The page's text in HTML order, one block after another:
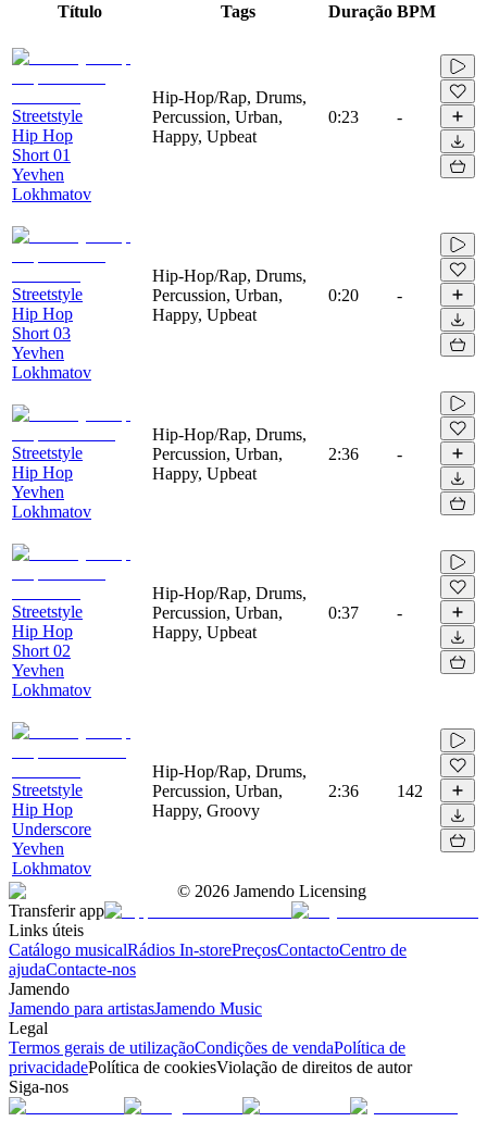
Título Tags Duração BPM
Streetstyle
Hip Hop
Short 01
Yevhen
Lokhmatov
Hip-Hop/Rap, Drums,
Percussion, Urban,
Happy, Upbeat
0:23 -
Streetstyle
Hip Hop
Short 03
Yevhen
Lokhmatov
Hip-Hop/Rap, Drums,
Percussion, Urban,
Happy, Upbeat
0:20 -
Streetstyle
Hip Hop
Yevhen
Lokhmatov
Hip-Hop/Rap, Drums,
Percussion, Urban,
Happy, Upbeat
2:36 -
Streetstyle
Hip Hop
Short 02
Yevhen
Lokhmatov
Hip-Hop/Rap, Drums,
Percussion, Urban,
Happy, Upbeat
0:37 -
Streetstyle
Hip Hop
Underscore
Yevhen
Lokhmatov
Hip-Hop/Rap, Drums,
Percussion, Urban,
Happy, Groovy
2:36 142
© 2026 Jamendo Licensing
Transferir app
Links úteis
Catálogo musicalRádios In-storePreçosContactoCentro de
ajudaContacte-nos
Jamendo
Jamendo para artistasJamendo Music
Legal
Termos gerais de utilizaçãoCondições de vendaPolítica de
privacidadePolítica de cookiesViolação de direitos de autor
Siga-nos